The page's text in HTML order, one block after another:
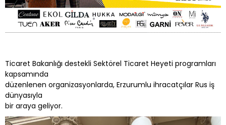
Ticaret Bakanlığı destekli Sektörel Ticaret Heyeti programları
kapsamında
düzenlenen organizasyonlarda, Erzurumlu ihracatçılar Rus iş
dünyasıyla
bir araya geliyor.